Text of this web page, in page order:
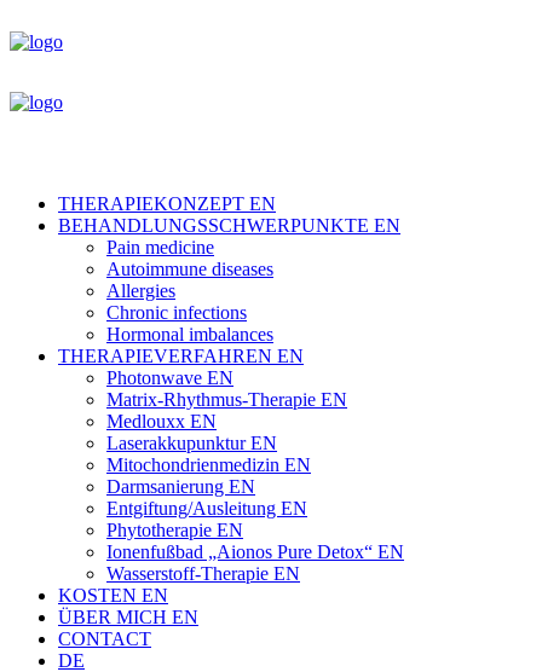
THERAPIEKONZEPT EN
BEHANDLUNGSSCHWERPUNKTE EN
Pain medicine
Autoimmune diseases
Allergies
Chronic infections
Hormonal imbalances
THERAPIEVERFAHREN EN
Photonwave EN
Matrix-Rhythmus-Therapie EN
Medlouxx EN
Laserakkupunktur EN
Mitochondrienmedizin EN
Darmsanierung EN
Entgiftung/Ausleitung EN
Phytotherapie EN
Ionenfußbad „Aionos Pure Detox“ EN
Wasserstoff-Therapie EN
KOSTEN EN
ÜBER MICH EN
CONTACT
DE